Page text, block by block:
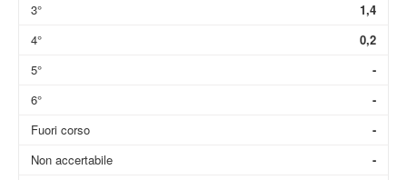
3°
4°
5°
6°
Fuori corso
Non accertabile
1,4
0,2
-
-
-
-